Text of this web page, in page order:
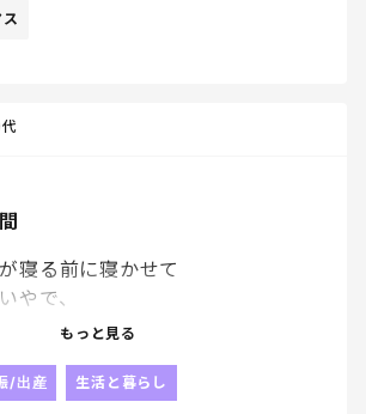
寝る前に寝かせて
やで、
る時間が遅くなる。
寝なんてしてしまえば全然寝ないの
もっと見る
/出産 生活と暮らし